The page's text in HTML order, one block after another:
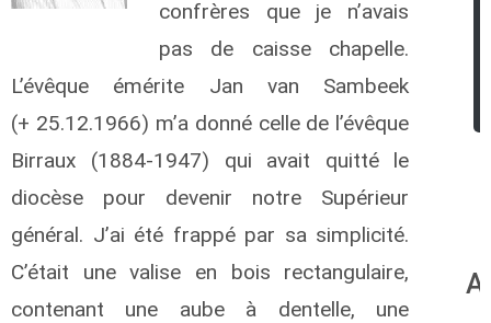
confrères que je n’avais
pas de caisse chapelle.
L’évêque émérite Jan van Sambeek
(+ 25.12.1966) m’a donné celle de l’évêque
Birraux (1884-1947) qui avait quitté le
diocèse pour devenir notre Supérieur
général. J’ai été frappé par sa simplicité.
C’était une valise en bois rectangulaire,
contenant une aube à dentelle, une